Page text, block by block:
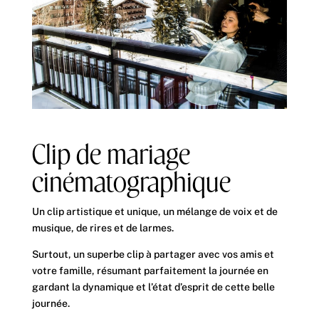
Clip de mariage
cinématographique
Un clip artistique et unique, un mélange de voix et de
musique, de rires et de larmes.
Surtout, un superbe clip à partager avec vos amis et
votre famille, résumant parfaitement la journée en
gardant la dynamique et l’état d’esprit de cette belle
journée.